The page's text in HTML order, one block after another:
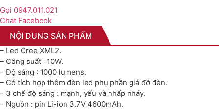
Gọi 0947.011.021
Chat Facebook
NỘI DUNG SẢN PHẨM
– Led Cree XML2.
– Công suất : 10W.
– Độ sáng : 1000 lumens.
– Có tích hợp thêm đèn led phụ phần giá đỡ đèn.
– 3 chế độ sáng : mạnh, yếu và nhấp nháy.
– Nguồn : pin Li-ion 3.7V 4600mAh.